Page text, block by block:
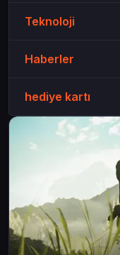
Teknoloji
Haberler
hediye kartı